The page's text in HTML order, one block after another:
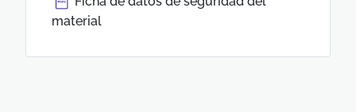
material